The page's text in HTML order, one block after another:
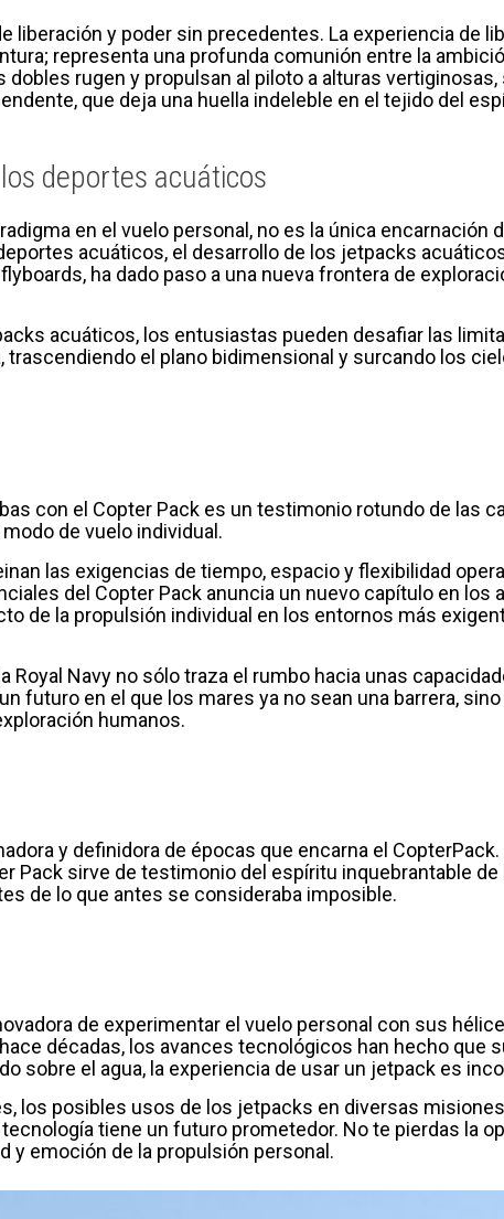
liberación y poder sin precedentes. La experiencia de
representa una profunda comunión entre la
rugen y propulsan al piloto a alturas vertiginosas,
que deja una huella indeleble en el tejido del
deportes acuáticos
en el vuelo personal, no es la única encarnación
acuáticos, el desarrollo de los jetpacks
ha dado paso a una nueva frontera de
acuáticos, los entusiastas pueden desafiar las
el plano bidimensional y surcando los
con el Copter Pack es un testimonio rotundo de las
de vuelo individual.
las exigencias de tiempo, espacio y flexibilidad
del Copter Pack anuncia un nuevo capítulo en los
de la propulsión individual en los entornos más
Royal Navy no sólo traza el rumbo hacia unas
futuro en el que los mares ya no sean una barrera,
humanos.
y definidora de épocas que encarna el
Pack sirve de testimonio del espíritu inquebrantable de
de lo que antes se consideraba imposible.
de experimentar el vuelo personal con sus
décadas, los avances tecnológicos han hecho que
sobre el agua, la experiencia de usar un jetpack es
los posibles usos de los jetpacks en diversas
tiene un futuro prometedor. No te pierdas la
y emoción de la propulsión personal.